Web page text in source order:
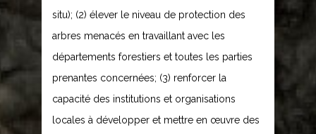
situ); (2) élever le niveau de protection des
arbres menacés en travaillant avec les
départements forestiers et toutes les parties
prenantes concernées; (3) renforcer la
capacité des institutions et organisations
locales à développer et mettre en œuvre des